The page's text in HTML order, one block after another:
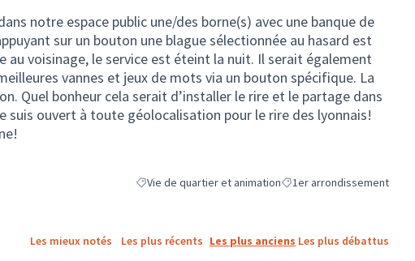
notre espace public une/des borne(s) avec une banque de
sur un bouton une blague sélectionnée au hasard est
au voisinage, le service est éteint la nuit. Il serait également
vannes et jeux de mots via un bouton spécifique. La
Quel bonheur cela serait d’installer le rire et le partage dans
suis ouvert à toute géolocalisation pour le rire des lyonnais!
Filtrer les résultats de la catégorie : Vie de quartier et
Vie de quartier et animationFiltrer les résultats pour la
1er arrondissement
Les mieux notés Les plus récents Les plus anciens Les plus débattus